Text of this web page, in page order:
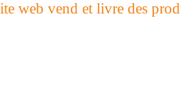
web vend et livre des